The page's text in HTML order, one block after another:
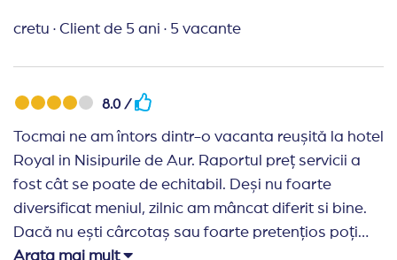
cretu · Client de 5 ani · 5 vacante
8.0 /
Tocmai ne am întors dintr-o vacanta reușită la hotel
Royal in Nisipurile de Aur. Raportul preț servicii a
fost cât se poate de echitabil. Deși nu foarte
diversificat meniul, zilnic am mâncat diferit si bine.
Dacă nu ești cârcotaș sau foarte pretențios poți
avea o vacanta reușita. In cameră era curat si se
Arata mai mult